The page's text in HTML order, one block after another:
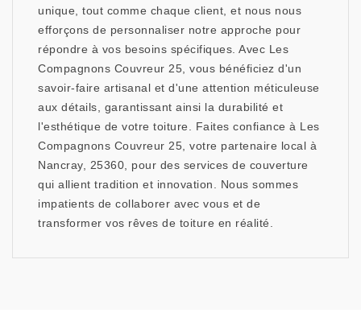
unique, tout comme chaque client, et nous nous
efforçons de personnaliser notre approche pour
répondre à vos besoins spécifiques. Avec Les
Compagnons Couvreur 25, vous bénéficiez d'un
savoir-faire artisanal et d'une attention méticuleuse
aux détails, garantissant ainsi la durabilité et
l'esthétique de votre toiture. Faites confiance à Les
Compagnons Couvreur 25, votre partenaire local à
Nancray, 25360, pour des services de couverture
qui allient tradition et innovation. Nous sommes
impatients de collaborer avec vous et de
transformer vos rêves de toiture en réalité.